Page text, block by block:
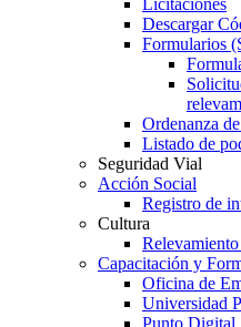
Licitaciones
Descargar
Formularios
Ordenanza
Listado de
Seguridad Vial
Acción Social
Registro de
Cultura
Capacitación y
Oficina de
Universidad
Punto Digital